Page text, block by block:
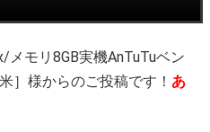
モリ8GB実機AnTuTuベン
］様からのご投稿です！ あ